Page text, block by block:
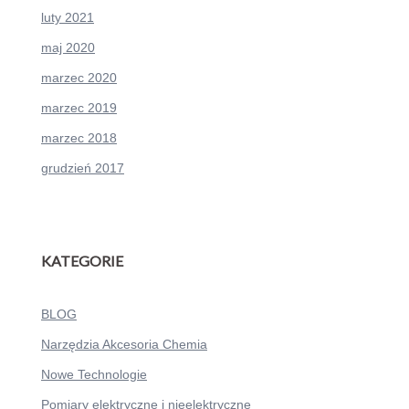
luty 2021
maj 2020
marzec 2020
marzec 2019
marzec 2018
grudzień 2017
KATEGORIE
BLOG
Narzędzia Akcesoria Chemia
Nowe Technologie
Pomiary elektryczne i nieelektryczne